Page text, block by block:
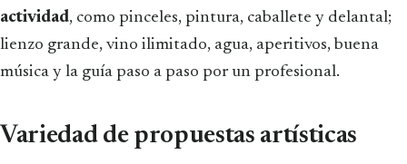
actividad, como pinceles, pintura, caballete y delantal;
lienzo grande, vino ilimitado, agua, aperitivos, buena
música y la guía paso a paso por un profesional.
Variedad de propuestas artísticas